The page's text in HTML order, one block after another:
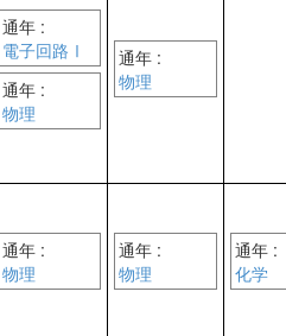
通年 :
電子回路Ⅰ
通年 :
物理
通年 :
物理
通年 :
物理
通年 :
物理
通年 :
化学